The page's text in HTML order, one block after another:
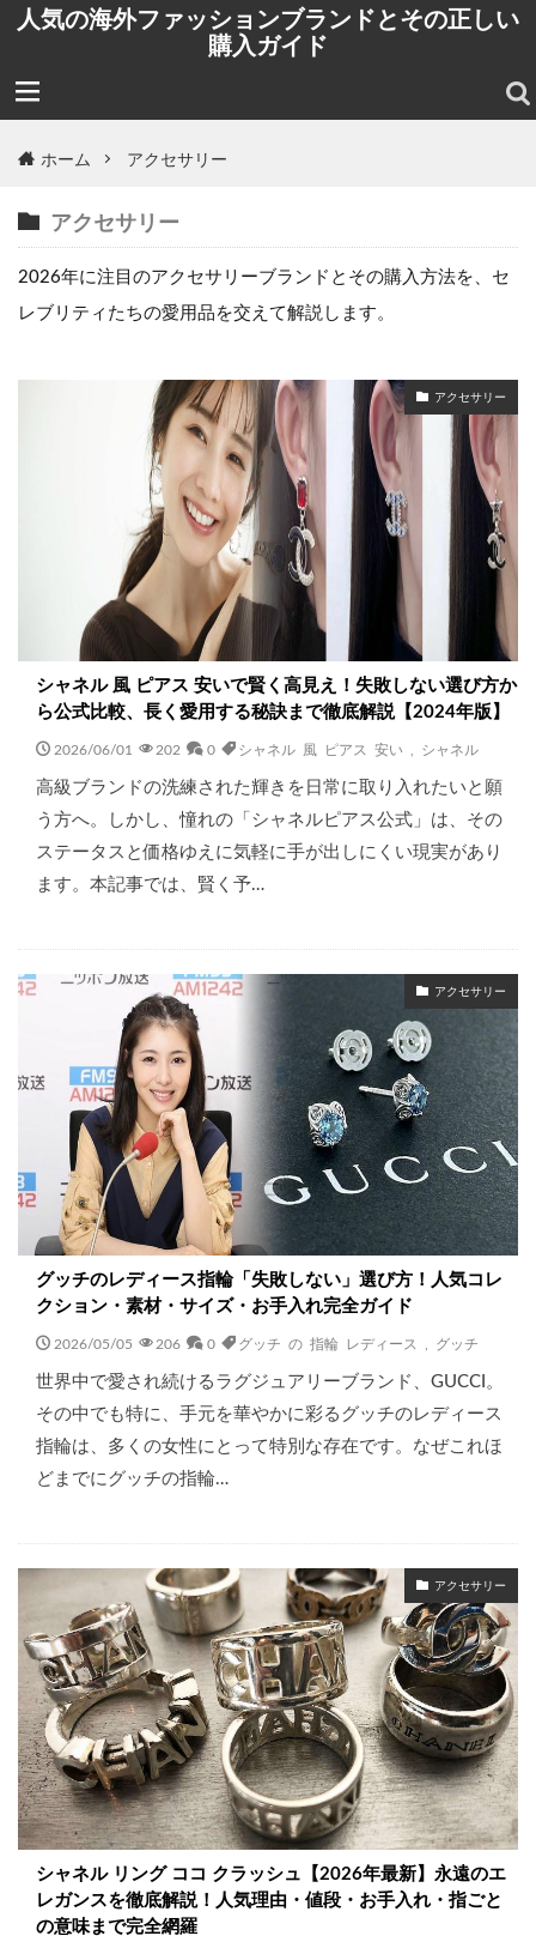
人気の海外ファッションブランドとその正しい
購入ガイド
ホーム アクセサリー
アクセサリー
2026年に注目のアクセサリーブランドとその購入方法を、セ
レブリティたちの愛用品を交えて解説します。
アクセサリー
シャネル 風 ピアス 安いで賢く高見え！失敗しない選び方か
ら公式比較、長く愛用する秘訣まで徹底解説【2024年版】
2026/06/01 202 0 シャネル 風 ピアス 安い シャネル
高級ブランドの洗練された輝きを日常に取り入れたいと願
う方へ。しかし、憧れの「シャネルピアス公式」は、その
ステータスと価格ゆえに気軽に手が出しにくい現実があり
ます。本記事では、賢く予…
アクセサリー
グッチのレディース指輪「失敗しない」選び方！人気コレ
クション・素材・サイズ・お手入れ完全ガイド
2026/05/05 206 0 グッチ の 指輪 レディース グッチ
世界中で愛され続けるラグジュアリーブランド、GUCCI。
その中でも特に、手元を華やかに彩るグッチのレディース
指輪は、多くの女性にとって特別な存在です。なぜこれほ
どまでにグッチの指輪…
アクセサリー
シャネル リング ココ クラッシュ【2026年最新】永遠のエ
レガンスを徹底解説！人気理由・値段・お手入れ・指ごと
の意味まで完全網羅